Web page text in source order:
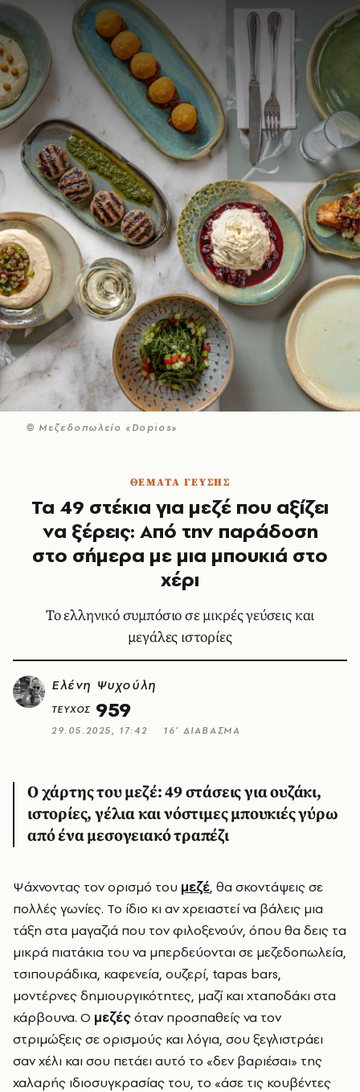
© Μεζεδοπωλείο «Dopios»
ΘΕΜΑΤΑ ΓΕΥΣΗΣ
Τα 49 στέκια για μεζέ που αξίζει
να ξέρεις: Από την παράδοση
στο σήμερα με μια μπουκιά στο
χέρι
Το ελληνικό συμπόσιο σε μικρές γεύσεις και
μεγάλες ιστορίες
Ελένη Ψυχούλη
ΤΕΥΧΟΣ 959
29.05.2025, 17:42 16’ ΔΙΑΒΑΣΜΑ
Ο χάρτης του μεζέ: 49 στάσεις για ουζάκι,
ιστορίες, γέλια και νόστιμες μπουκιές γύρω
από ένα μεσογειακό τραπέζι
Ψάχνοντας τον ορισμό του μεζέ, θα σκοντάψεις σε
πολλές γωνίες. Το ίδιο κι αν χρειαστεί να βάλεις μια
τάξη στα μαγαζιά που τον φιλοξενούν, όπου θα δεις τα
μικρά πιατάκια του να μπερδεύονται σε μεζεδοπωλεία,
τσιπουράδικα, καφενεία, ουζερί, tapas bars,
μοντέρνες δημιουργικότητες, μαζί και χταποδάκι στα
κάρβουνα. Ο μεζέςόταν προσπαθείς να τον
στριμώξεις σε ορισμούς και λόγια, σου ξεγλιστράει
σαν χέλι και σου πετάει αυτό το «δεν βαριέσαι» της
χαλαρής ιδιοσυγκρασίας του, το «άσε τις κουβέντες